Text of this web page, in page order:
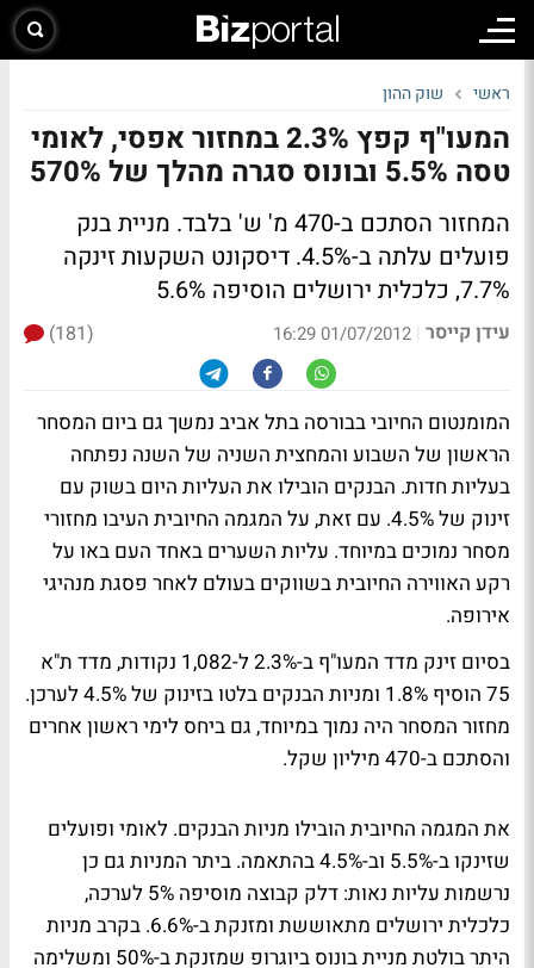
ראשי שוק ההון
המעו"ף קפץ 2.3% במחזור אפסי, לאומי
טסה 5.5% ובונוס סגרה מהלך של 570%
המחזור הסתכם ב-470 מ' ש' בלבד. מניית בנק
פועלים עלתה ב-4.5%. דיסקונט השקעות זינקה
7.7%, כלכלית ירושלים הוסיפה 5.6%
עידן קייסר |
01/07/2012 16:29
(181)
המומנטום החיובי בבורסה בתל אביב נמשך גם ביום המסחר
הראשון של השבוע והמחצית השניה של השנה נפתחה
בעליות חדות. הבנקים הובילו את העליות היום בשוק עם
זינוק של 4.5%. עם זאת, על המגמה החיובית העיבו מחזורי
מסחר נמוכים במיוחד. עליות השערים באחד העם באו על
רקע האווירה החיובית בשווקים בעולם לאחר פסגת מנהיגי
אירופה.
בסיום זינק מדד המעו"ף ב-2.3% ל-1,082 נקודות, מדד ת"א
75 הוסיף 1.8% ומניות הבנקים בלטו בזינוק של 4.5% לערכן.
מחזור המסחר היה נמוך במיוחד, גם ביחס לימי ראשון אחרים
והסתכם ב-470 מיליון שקל.
את המגמה החיובית הובילו מניות הבנקים. לאומי ופועלים
שזינקו ב-5.5% וב-4.5% בהתאמה. ביתר המניות גם כן
נרשמות עליות נאות: דלק קבוצה מוסיפה 5% לערכה,
כלכלית ירושלים מתאוששת ומזנקת ב-6.6%. בקרב מניות
היתר בולטת מניית בונוס ביוגרופ שמזנקת ב-50% ומשלימה